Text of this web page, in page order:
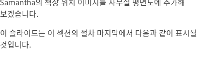
보겠습니다.
이 슬라이드는 이 섹션의 절차 마지막에서 다음과 같이 표시될
것입니다.